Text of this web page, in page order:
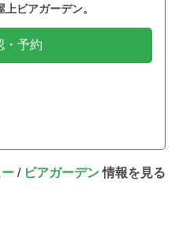
ビアガーデン。
・予約
/ ビアガーデン情報を見る